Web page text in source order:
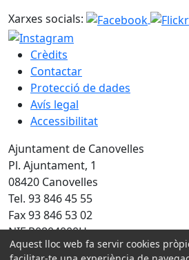
Xarxes socials:
Crèdits
Contactar
Protecció de dades
Avís legal
Accessibilitat
Ajuntament de Canovelles
Pl. Ajuntament, 1
08420 Canovelles
Tel. 93 846 45 55
Fax 93 846 53 02
NIF P0804000H
Aquest lloc web fa servir cookies